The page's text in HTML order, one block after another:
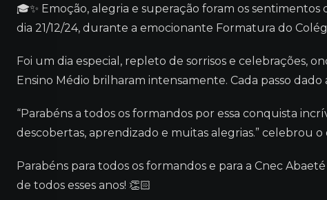
🎓✨ Emoção, alegria e superação foram os
dia 21/12/24, durante a emocionante Formatura do
Foi um dia especial, repleto de sorrisos e celebrações,
Ensino Médio brilharam intensamente. Cada passo
“Parabéns a todos os formandos por essa conquista
descobertas, aprendizado e muitas alegrias.” celebrou
Parabéns para todos os formandos e para a Cnec
de todos esses anos! 👏🏻